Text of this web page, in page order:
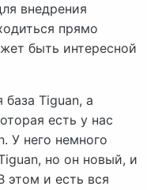
внедрения
прямо
быть интересной
Tiguan, а
есть у нас
У него немного
но он новый, и
этом и есть вся